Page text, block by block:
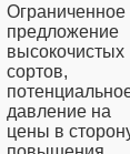
Ограниченное
предложение
высокочистых
сортов,
давление на
цены в